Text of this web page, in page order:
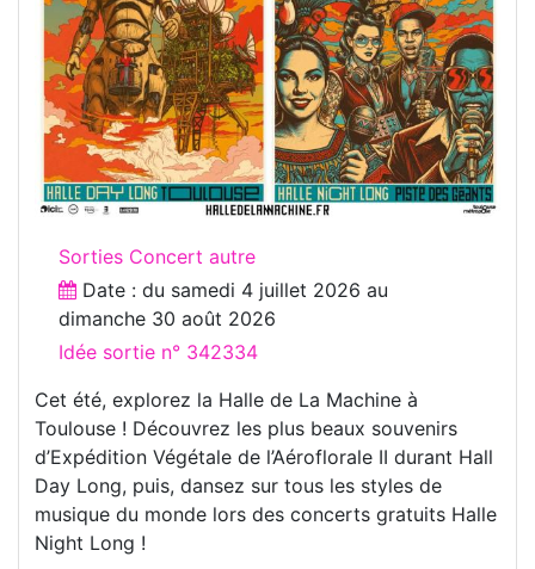
Sorties Concert autre
Date : du samedi 4 juillet 2026 au
dimanche 30 août 2026
Idée sortie n° 342334
Cet été, explorez la Halle de La Machine à
Toulouse ! Découvrez les plus beaux souvenirs
d’Expédition Végétale de l’Aéroflorale II durant Hall
Day Long, puis, dansez sur tous les styles de
musique du monde lors des concerts gratuits Halle
Night Long !